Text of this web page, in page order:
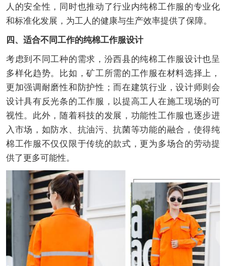
人的安全性，同时也推动了行业内纯棉工作服的专业化
和标准化发展，为工人的健康与生产效率提供了保障。
四、适合不同工作的纯棉工作服设计
考虑到不同工种的需求，汾西县的纯棉工作服设计也呈
多样化趋势。比如，矿工所需的工作服在材料选择上，
更加强调耐磨性和防护性；而在建筑行业，设计师则会
设计具有反光条的工作服，以提高工人在施工现场的可
视性。此外，随着科技的发展，功能性工作服也逐步进
入市场，如防水、抗油污、抗菌等功能的融合，使得纯
棉工作服不仅仅限于传统的款式，更为多场合的劳动提
供了更多可能性。